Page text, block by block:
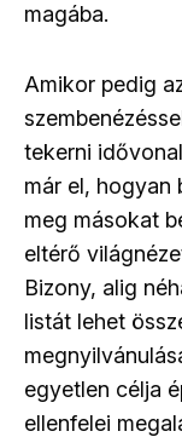
magába.
Amikor pedig
tekerni
már el, hogyan
meg másokat
eltérő
Bizony, alig
listát lehet
egyetlen célja
ellenfelei